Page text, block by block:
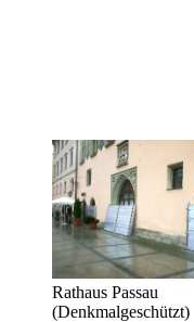
Rathaus Passau
(Denkmalgeschützt)